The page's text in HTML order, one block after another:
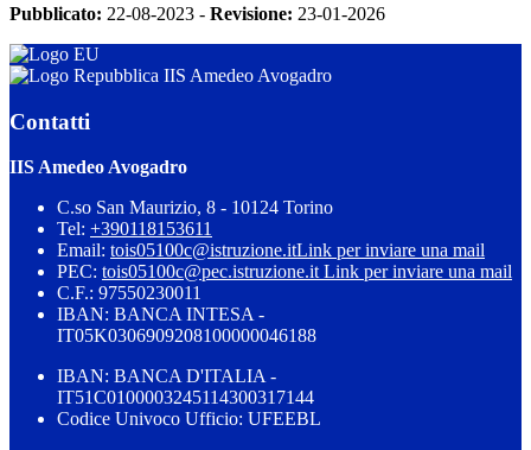
Pubblicato: 22-08-2023 - Revisione: 23-01-2026
IIS Amedeo Avogadro
Contatti
IIS Amedeo Avogadro
C.so San Maurizio, 8 - 10124 Torino
Tel: +390118153611
Email: tois05100c@istruzione.itLink per inviare una mail
PEC: tois05100c@pec.istruzione.it Link per inviare una mail
C.F.: 97550230011
IBAN: BANCA INTESA -
IT05K0306909208100000046188
IBAN: BANCA D'ITALIA -
IT51C0100003245114300317144
Codice Univoco Ufficio: UFEEBL